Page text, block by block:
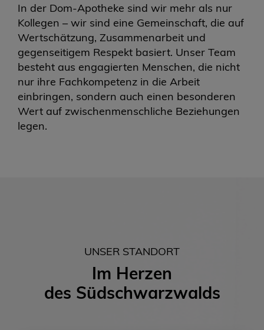
In der Dom-Apotheke sind wir mehr als nur
Kollegen – wir sind eine Gemeinschaft, die auf
Wertschätzung, Zusammenarbeit und
gegenseitigem Respekt basiert. Unser Team
besteht aus engagierten Menschen, die nicht
nur ihre Fachkompetenz in die Arbeit
einbringen, sondern auch einen besonderen
Wert auf zwischenmenschliche Beziehungen
legen.
UNSER STANDORT
Im Herzen
des Südschwarzwalds